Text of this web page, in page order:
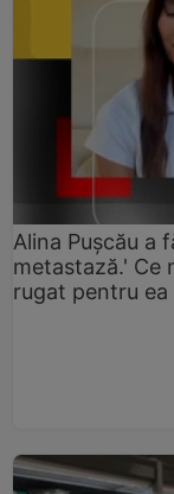
Alina Pușcău a
metastază.' Ce
rugat pentru ea